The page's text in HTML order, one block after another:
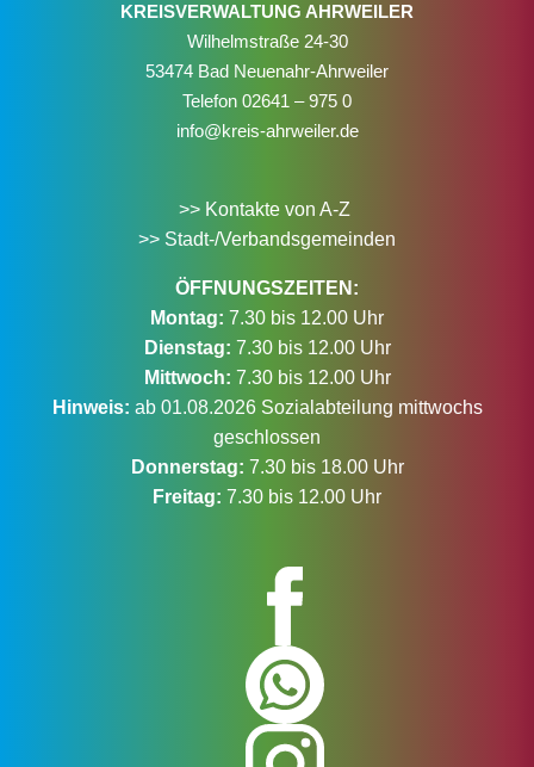
KREISVERWALTUNG AHRWEILER
Wilhelmstraße 24-30
53474 Bad Neuenahr-Ahrweiler
Telefon 02641 – 975 0
info@kreis-ahrweiler.de
>> Kontakte von A-Z
>> Stadt-/Verbandsgemeinden
ÖFFNUNGSZEITEN:
Montag: 7.30 bis 12.00 Uhr
Dienstag: 7.30 bis 12.00 Uhr
Mittwoch: 7.30 bis 12.00 Uhr
Hinweis: ab 01.08.2026 Sozialabteilung mittwochs
geschlossen
Donnerstag: 7.30 bis 18.00 Uhr
Freitag: 7.30 bis 12.00 Uhr